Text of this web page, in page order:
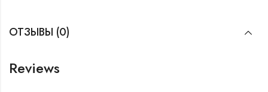
ОТЗЫВЫ (0)
Reviews